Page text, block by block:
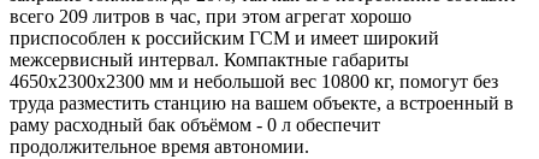
всего 209 литров в час, при этом агрегат хорошо
приспособлен к российским ГСМ и имеет широкий
межсервисный интервал. Компактные габариты
4650х2300х2300 мм и небольшой вес 10800 кг, помогут без
труда разместить станцию на вашем объекте, а встроенный в
раму расходный бак объёмом - 0 л обеспечит
продолжительное время автономии.